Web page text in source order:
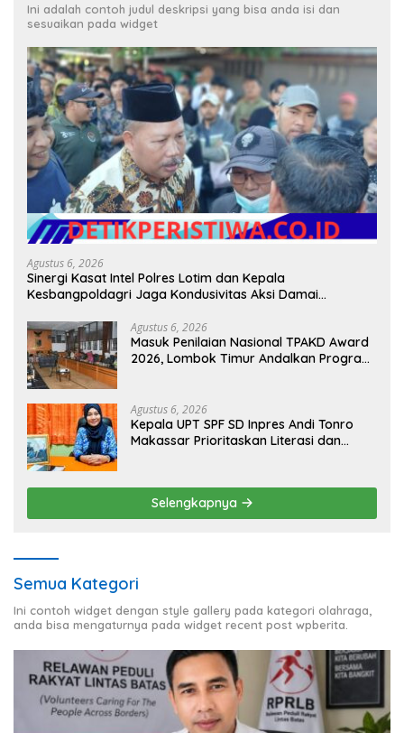
Ini adalah contoh judul deskripsi yang bisa anda isi dan
sesuaikan pada widget
Agustus 6, 2026
Sinergi Kasat Intel Polres Lotim dan Kepala
Kesbangpoldagri Jaga Kondusivitas Aksi Damai
Agustus 6, 2026
Masuk Penilaian Nasional TPAKD Award
2026, Lombok Timur Andalkan Program
Agustus 6, 2026
Kepala UPT SPF SD Inpres Andi Tonro
Makassar Prioritaskan Literasi dan
Selengkapnya
Semua Kategori
Ini contoh widget dengan style gallery pada kategori olahraga,
anda bisa mengaturnya pada widget recent post wpberita.